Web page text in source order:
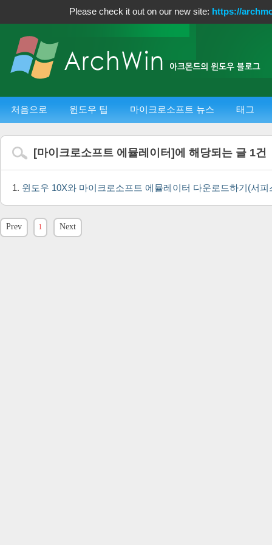
Please check it out on our new site: https://
처음으로 윈도우 팁 마이크로소프트 뉴스 태그
[마이크로소프트 에뮬레이터 ]에 해당되는 글 1건
윈도우 10X와 마이크로소프트 에뮬레이터 다운로드하기(서
Prev 1 Next